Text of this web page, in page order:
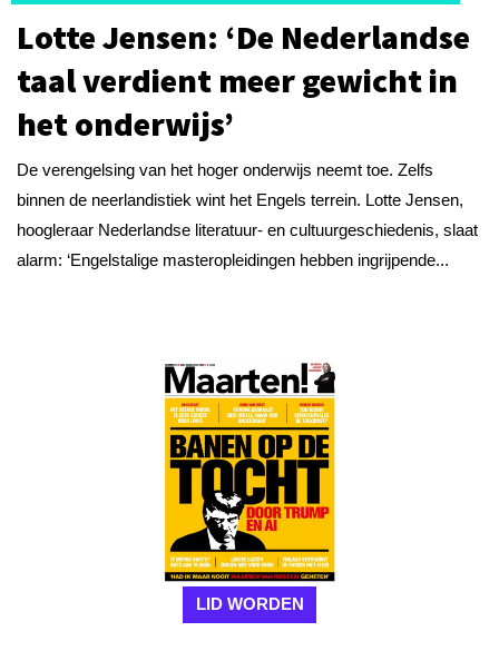
Lotte Jensen: ‘De Nederlandse
taal verdient meer gewicht in
het onderwijs’
De verengelsing van het hoger onderwijs neemt toe. Zelfs
binnen de neerlandistiek wint het Engels terrein. Lotte Jensen,
hoogleraar Nederlandse literatuur- en cultuurgeschiedenis, slaat
alarm: ‘Engelstalige masteropleidingen hebben ingrijpende...
LID WORDEN